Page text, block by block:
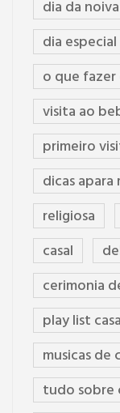
dia da noiva
dia especial
o que
visita ao
primeiro
dicas apara
religiosa
casal
cerimonia
play list
musicas de
tudo sobre